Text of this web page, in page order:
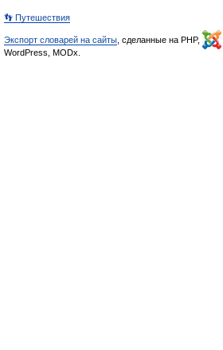
👣 Путешествия
Экспорт словарей на сайты , сделанные на PHP,
WordPress, MODx.